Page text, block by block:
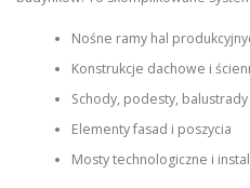
Nośne ramy hal
Konstrukcje dachowe i
Schody, podesty, balustrady
Elementy fasad i poszycia
Mosty technologiczne i